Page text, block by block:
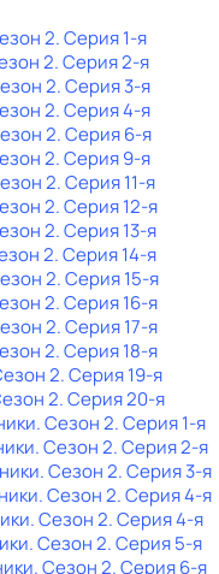
2. Серия 1-я
2. Серия 2-я
2. Серия 3-я
2. Серия 4-я
2. Серия 6-я
2. Серия 9-я
2. Серия 11-я
2. Серия 12-я
2. Серия 13-я
2. Серия 14-я
2. Серия 15-я
2. Серия 16-я
2. Серия 17-я
2. Серия 18-я
2. Серия 19-я
2. Серия 20-я
. Сезон 2. Серия 1-я
. Сезон 2. Серия 2-я
. Сезон 2. Серия 3-я
. Сезон 2. Серия 4-я
. Сезон 2. Серия 4-я
. Сезон 2. Серия 5-я
. Сезон 2. Серия 6-я